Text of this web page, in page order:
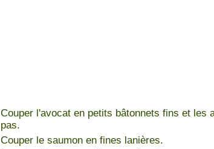
Couper l'avocat en petits bâtonnets fins et
pas.
Couper le saumon en fines lanières.